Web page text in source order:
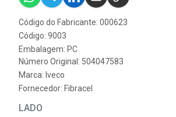
Código do Fabricante: 000623
Código: 9003
Embalagem: PC
Número Original: 504047583
Marca: Iveco
Fornecedor: Fibracel
LADO